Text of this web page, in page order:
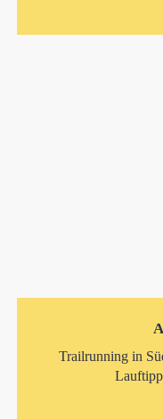
Trailrunning in